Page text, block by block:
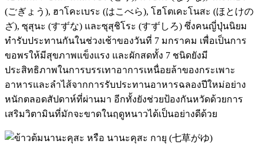
(ごぎょう), ฮาโคะเบระ (はこべら), โฮโตเคะโนสะ (ほとけの
ざ), ซุสุนะ (すずな) และซุสุชิโระ (すずしろ) ซึ่งคนญี่ปุ่นนิยม
ทำรับประทานกันในช่วงเช้าของวันที่ 7 มกราคม เพื่อเป็นการ
ขอพรให้มีสุขภาพแข็งแรง และผักสดทั้ง 7 ชนิดยังมี
ประสิทธิภาพในการบรรเทาอาการเหนื่อยล้าของกระเพาะ
อาหารและลำไส้จากการรับประทานอาหารฉลองปีใหม่อย่าง
หนักตลอดสัปดาห์ที่ผ่านมา อีกทั้งยังช่วยป้องกันหวัดด้วยการ
เสริมวิตามินที่มักจะขาดในฤดูหนาวได้เป็นอย่างดีด้วย